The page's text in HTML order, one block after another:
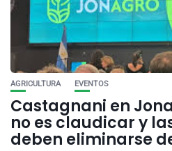
AGRICULTURA EVENTOS
Castagnani en
no es claudicar y
deben eliminarse